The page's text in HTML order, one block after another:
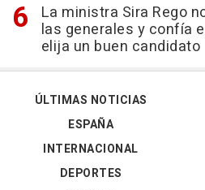
La ministra Sira Rego
las generales y confía
elija un buen candidato
ÚLTIMAS NOTICIAS
ESPAÑA
INTERNACIONAL
DEPORTES